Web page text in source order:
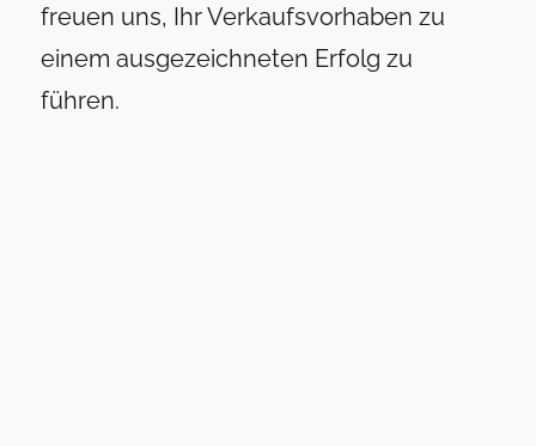
freuen uns, Ihr Verkaufsvorhaben zu
einem ausgezeichneten Erfolg zu
führen.